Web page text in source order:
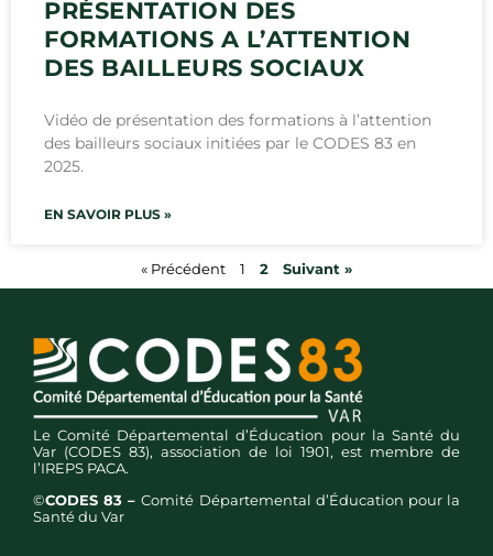
PRÉSENTATION DES
FORMATIONS A L’ATTENTION
DES BAILLEURS SOCIAUX
Vidéo de présentation des formations à l’attention
des bailleurs sociaux initiées par le CODES 83 en
2025.
EN SAVOIR PLUS »
« Précédent 1 2 Suivant »
Le Comité Départemental d’Éducation pour la Santé du
Var (CODES 83), association de loi 1901, est membre de
l’IREPS PACA.
©CODES 83 –Comité Départemental d’Éducation pour la
Santé du Var